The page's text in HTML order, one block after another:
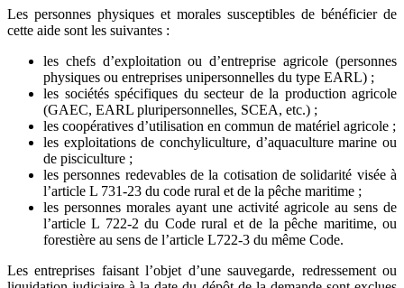
Les personnes physiques et morales susceptibles de bénéficier de
cette aide sont les suivantes :
les chefs d’exploitation ou d’entreprise agricole (personnes
physiques ou entreprises unipersonnelles du type EARL) ;
les sociétés spécifiques du secteur de la production agricole
(GAEC, EARL pluripersonnelles, SCEA, etc.) ;
les coopératives d’utilisation en commun de matériel agricole ;
les exploitations de conchyliculture, d’aquaculture marine ou
de pisciculture ;
les personnes redevables de la cotisation de solidarité visée à
l’article L 731-23 du code rural et de la pêche maritime ;
les personnes morales ayant une activité agricole au sens de
l’article L 722-2 du Code rural et de la pêche maritime, ou
forestière au sens de l’article L722-3 du même Code.
Les entreprises faisant l’objet d’une sauvegarde, redressement ou